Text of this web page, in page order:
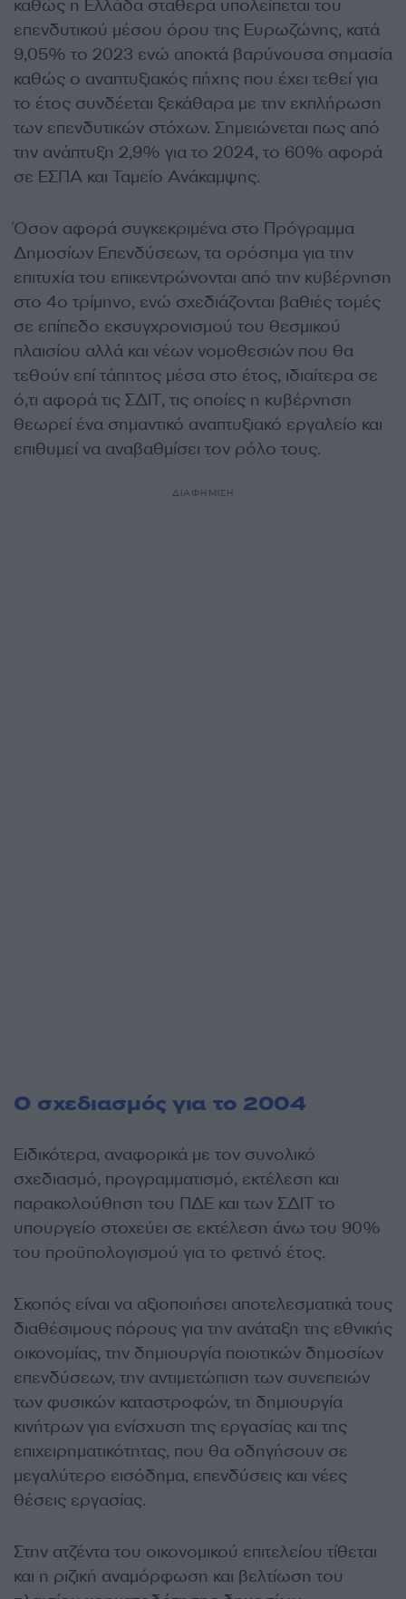
καθώς η Ελλάδα σταθερά υπολείπεται του
επενδυτικού μέσου όρου της Ευρωζώνης, κατά
9,05% το 2023 ενώ αποκτά βαρύνουσα σημασία
καθώς ο αναπτυξιακός πήχης που έχει τεθεί για
το έτος συνδέεται ξεκάθαρα με την εκπλήρωση
των επενδυτικών στόχων. Σημειώνεται πως από
την ανάπτυξη 2,9% για το 2024, το 60% αφορά
σε ΕΣΠΑ και Ταμείο Ανάκαμψης.
Όσον αφορά συγκεκριμένα στο Πρόγραμμα
Δημοσίων Επενδύσεων, τα ορόσημα για την
επιτυχία του επικεντρώνονται από την κυβέρνηση
στο 4ο τρίμηνο, ενώ σχεδιάζονται βαθιές τομές
σε επίπεδο εκσυγχρονισμού του θεσμικού
πλαισίου αλλά και νέων νομοθεσιών που θα
τεθούν επί τάπητος μέσα στο έτος, ιδιαίτερα σε
ό,τι αφορά τις ΣΔΙΤ, τις οποίες η κυβέρνηση
θεωρεί ένα σημαντικό αναπτυξιακό εργαλείο και
επιθυμεί να αναβαθμίσει τον ρόλο τους.
ΔΙΑΦΗΜΙΣΗ
Ο σχεδιασμός για το 2004
Ειδικότερα, αναφορικά με τον συνολικό
σχεδιασμό, προγραμματισμό, εκτέλεση και
παρακολούθηση του ΠΔΕ και των ΣΔΙΤ το
υπουργείο στοχεύει σε εκτέλεση άνω του 90%
του προϋπολογισμού για το φετινό έτος.
Σκοπός είναι να αξιοποιήσει αποτελεσματικά τους
διαθέσιμους πόρους για την ανάταξη της εθνικής
οικονομίας, την δημιουργία ποιοτικών δημοσίων
επενδύσεων, την αντιμετώπιση των συνεπειών
των φυσικών καταστροφών, τη δημιουργία
κινήτρων για ενίσχυση της εργασίας και της
επιχειρηματικότητας, που θα οδηγήσουν σε
μεγαλύτερο εισόδημα, επενδύσεις και νέες
θέσεις εργασίας.
Στην ατζέντα του οικονομικού επιτελείου τίθεται
και η ριζική αναμόρφωση και βελτίωση του